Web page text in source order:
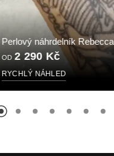
Perlový náhrdelník Rebecca
OD 2 290 Kč
RYCHLÝ NÁHLED